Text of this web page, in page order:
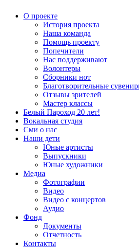
О проекте
История проекта
Наша команда
Помощь проекту
Попечители
Нас поддерживают
Волонтеры
Сборники нот
Благотворительные
Отзывы зрителей
Мастер классы
Белый Пароход 20 лет!
Вокальная студия
Сми о нас
Наши дети
Юные артисты
Выпускники
Юные художники
Медиа
Фотографии
Видео
Видео с концертов
Аудио
Фонд
Документы
Отчетность
Контакты